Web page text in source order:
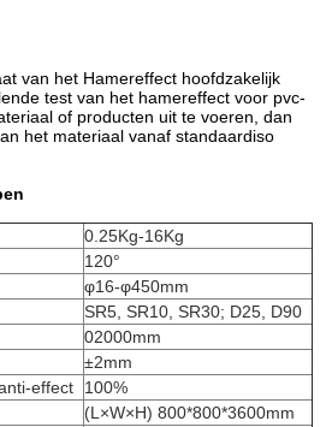
van het Hamereffect hoofdzakelijk
test van het hamereffect voor pvc-
of producten uit te voeren, dan
het materiaal vanaf standaardiso
0.25Kg-16Kg
120°
φ16-φ450mm
SR5, SR10, SR30; D25, D90
02000mm
±2mm
effect
100%
(L×W×H) 800*800*3600mm